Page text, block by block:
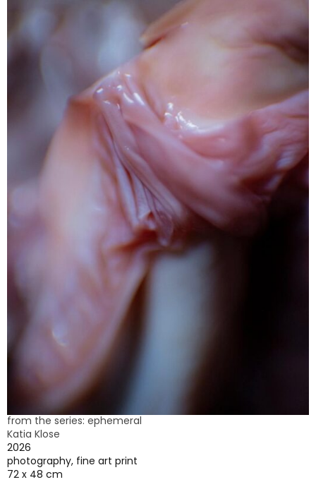
from the series: ephemeral
Katia Klose
2026
photography, fine art print
72 x 48 cm